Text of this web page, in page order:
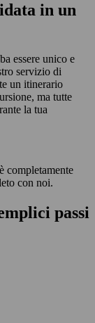
in un
essere unico e
servizio di
un itinerario
ma tutte
la tua
completamente
con noi.
passi